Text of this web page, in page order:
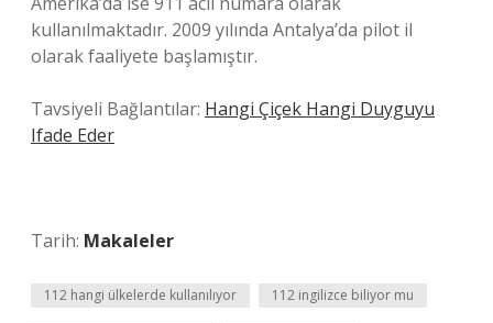
kullanılmaktadır. 2009 yılında Antalya’da pilot il
olarak faaliyete başlamıştır.
Tavsiyeli Bağlantılar: Hangi Çiçek Hangi Duyguyu
Ifade Eder
Tarih: Makaleler
112 hangi ülkelerde kullanılıyor 112 ingilizce biliyor mu